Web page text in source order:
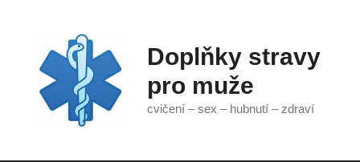
Doplňky stravy
pro muže
cvičení – sex – hubnutí – zdraví